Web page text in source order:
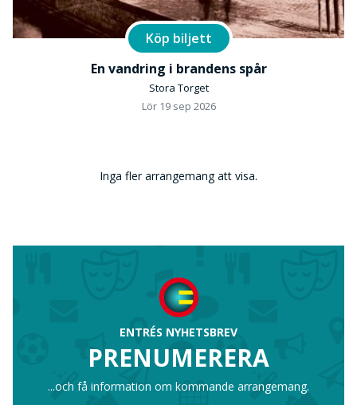
Köp biljett
En vandring i brandens spår
Stora Torget
Lör 19 sep 2026
Inga fler arrangemang att visa.
ENTRÉS NYHETSBREV
PRENUMERERA
...och få information om kommande arrangemang.